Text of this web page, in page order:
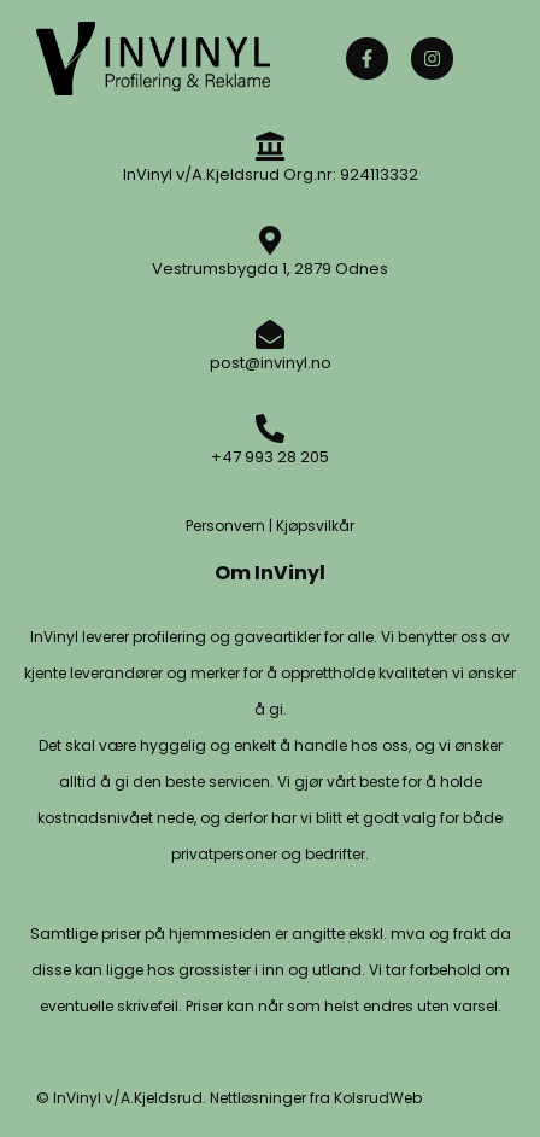
InVinyl v/A.Kjeldsrud Org.nr: 924113332
Vestrumsbygda 1, 2879 Odnes
post@invinyl.no
+47 993 28 205
Personvern | Kjøpsvilkår
Om InVinyl
InVinyl leverer profilering og gaveartikler for alle. Vi benytter oss av
kjente leverandører og merker for å opprettholde kvaliteten vi ønsker
å gi.
Det skal være hyggelig og enkelt å handle hos oss, og vi ønsker
alltid å gi den beste servicen. Vi gjør vårt beste for å holde
kostnadsnivået nede, og derfor har vi blitt et godt valg for både
privatpersoner og bedrifter.
Samtlige priser på hjemmesiden er angitte ekskl. mva og frakt da
disse kan ligge hos grossister i inn og utland. Vi tar forbehold om
eventuelle skrivefeil. Priser kan når som helst endres uten varsel.
© InVinyl v/A.Kjeldsrud. Nettløsninger fra KolsrudWeb